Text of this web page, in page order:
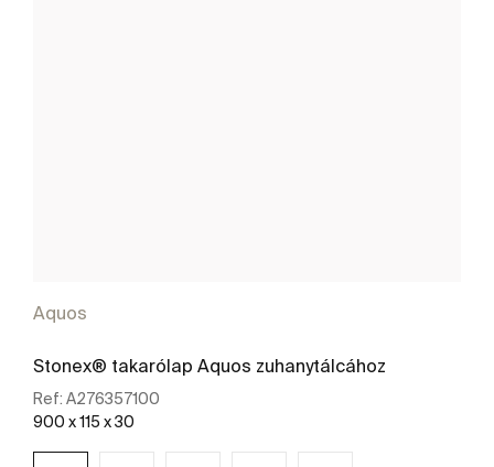
Aquos
Stonex® takarólap Aquos zuhanytálcához
Ref: A276357100
900 x 115 x 30